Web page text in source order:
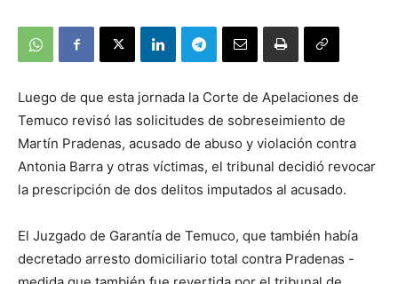
Luego de que esta jornada la Corte de Apelaciones de
Temuco revisó las solicitudes de sobreseimiento de
Martín Pradenas, acusado de abuso y violación contra
Antonia Barra y otras víctimas, el tribunal decidió revocar
la prescripción de dos delitos imputados al acusado.
El Juzgado de Garantía de Temuco, que también había
decretado arresto domiciliario total contra Pradenas -